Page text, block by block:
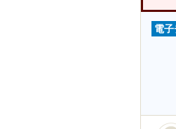
電子